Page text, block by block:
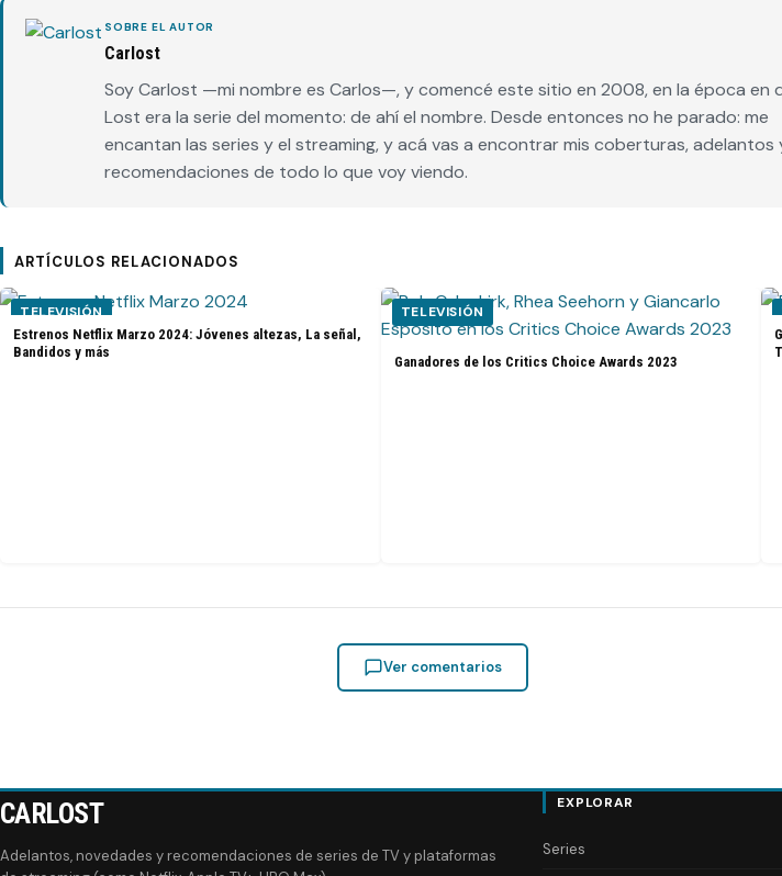
SOBRE EL AUTOR
Carlost
Soy Carlost —mi nombre es Carlos—, y comencé este sitio en 2008, en la época en
Lost era la serie del momento: de ahí el nombre. Desde entonces no he parado: me
encantan las series y el streaming, y acá vas a encontrar mis coberturas, adelantos
recomendaciones de todo lo que voy viendo.
ARTÍCULOS RELACIONADOS
TELEVISIÓN
Estrenos Netflix Marzo 2024: Jóvenes altezas, La señal,
Bandidos y más
TELEVISIÓN
Ganadores de los Critics Choice Awards 2023
Ver comentarios
CARLOST
Adelantos, novedades y recomendaciones de series de TV y plataformas
EXPLORAR
Series